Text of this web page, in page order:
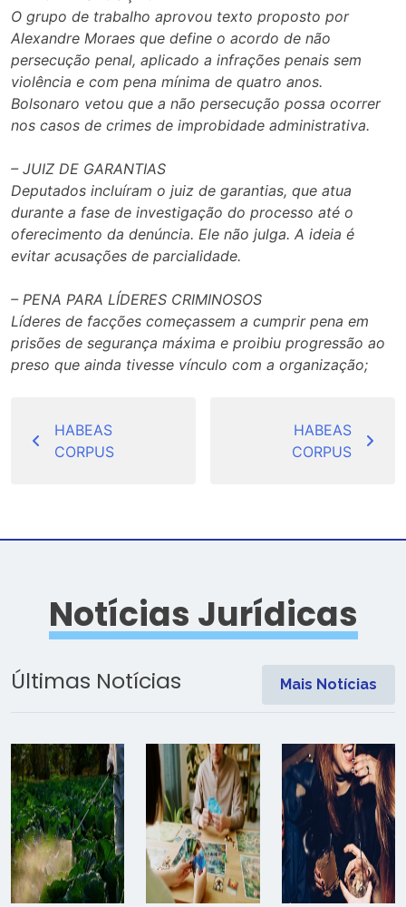
O grupo de trabalho aprovou texto proposto por
Alexandre Moraes que define o acordo de não
persecução penal, aplicado a infrações penais sem
violência e com pena mínima de quatro anos.
Bolsonaro vetou que a não persecução possa ocorrer
nos casos de crimes de improbidade administrativa.
– JUIZ DE GARANTIAS
Deputados incluíram o juiz de garantias, que atua
durante a fase de investigação do processo até o
oferecimento da denúncia. Ele não julga. A ideia é
evitar acusações de parcialidade.
– PENA PARA LÍDERES CRIMINOSOS
Líderes de facções começassem a cumprir pena em
prisões de segurança máxima e proibiu progressão ao
preso que ainda tivesse vínculo com a organização;
de
Post
HABEAS
CORPUS
HABEAS
CORPUS
Notícias Jurídicas
Últimas Notícias Mais Notícias